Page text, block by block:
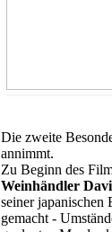
Die zweite
annimmt.
Zu Beginn des
Weinhändler
seiner
gemacht -